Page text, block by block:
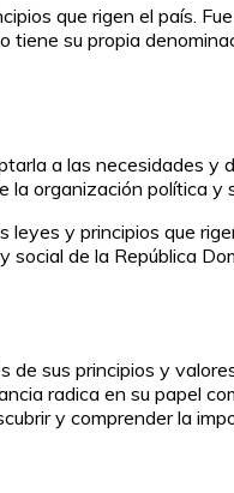
que rigen el país.
su propia
a las necesidades y
organización política y
y principios que
de la República
sus principios y
radica en su papel
y comprender la